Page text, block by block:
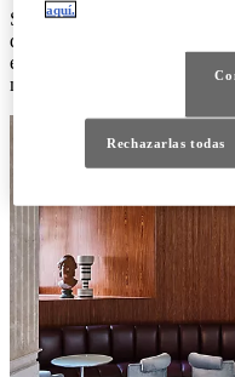
Sí, porque ahora, esa letra
de Italia. ¿Cómo? En forma
elegido Roma para
más eternos uno al otro.
aquí.
Rechazarlas todas